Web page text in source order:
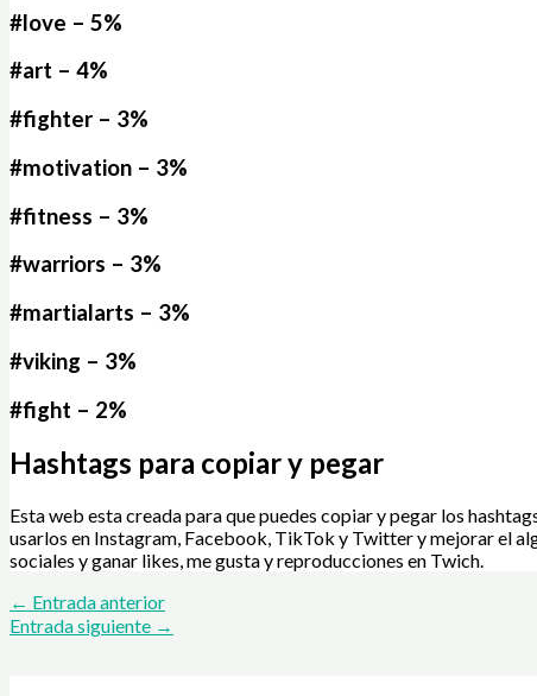
#love – 5%
#art – 4%
#fighter – 3%
#motivation – 3%
#fitness – 3%
#warriors – 3%
#martialarts – 3%
#viking – 3%
#fight – 2%
Hashtags para copiar y pegar
Esta web esta creada para que puedes copiar y pegar los
usarlos en Instagram, Facebook, TikTok y Twitter y mejorar el
sociales y ganar likes, me gusta y reproducciones en Twich.
← Entrada anterior
Entrada siguiente →